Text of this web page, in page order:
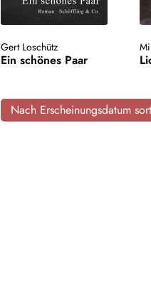
Gert Loschütz
Ein schönes Paar
Nach Erscheinungsdatum